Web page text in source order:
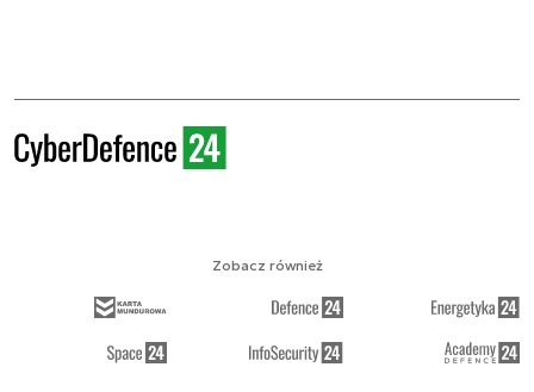
Zobacz również